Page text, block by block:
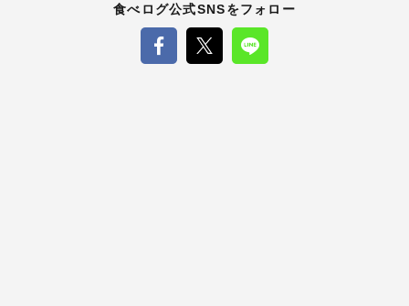
食べログ公式SNSをフォロー